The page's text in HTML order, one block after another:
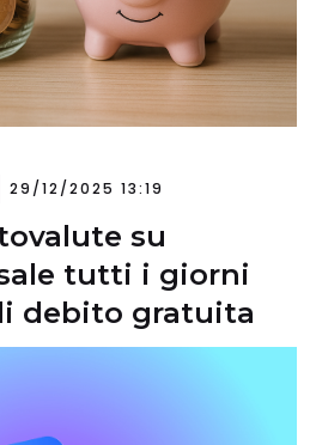
29/12/2025 13:19
su
tutti i giorni
debito gratuita